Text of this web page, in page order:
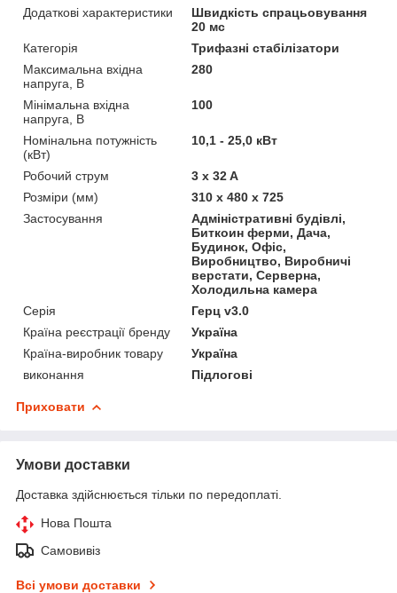
Додаткові характеристики
Швидкість спрацьовування
20 мс
Категорія
Трифазні стабілізатори
Максимальна вхідна
напруга, В
280
Мінімальна вхідна
напруга, В
100
Номінальна потужність
(кВт)
10,1 - 25,0 кВт
Робочий струм
3 x 32 A
Розміри (мм)
310 x 480 x 725
Застосування
Адміністративні будівлі,
Биткоин ферми, Дача,
Будинок, Офіс,
Виробництво, Виробничі
верстати, Серверна,
Холодильна камера
Серія
Герц v3.0
Країна реєстрації бренду
Україна
Країна-виробник товару
Україна
виконання
Підлогові
Приховати
Умови доставки
Доставка здійснюється тільки по передоплаті.
Нова Пошта
Самовивіз
Всі умови доставки